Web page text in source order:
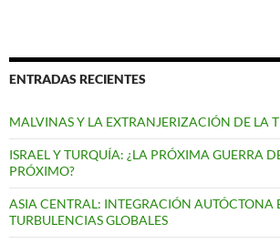
ENTRADAS RECIENTES
MALVINAS Y LA EXTRANJERIZACIÓN DE LA
ISRAEL Y TURQUÍA: ¿LA PRÓXIMA GUERRA
PRÓXIMO?
ASIA CENTRAL: INTEGRACIÓN AUTÓCTONA
TURBULENCIAS GLOBALES